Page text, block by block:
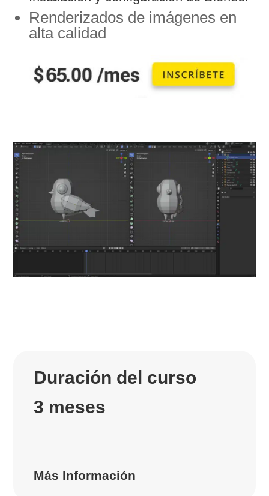
Renderizados de imágenes en
alta calidad
Duración del curso
3 meses
Más Información